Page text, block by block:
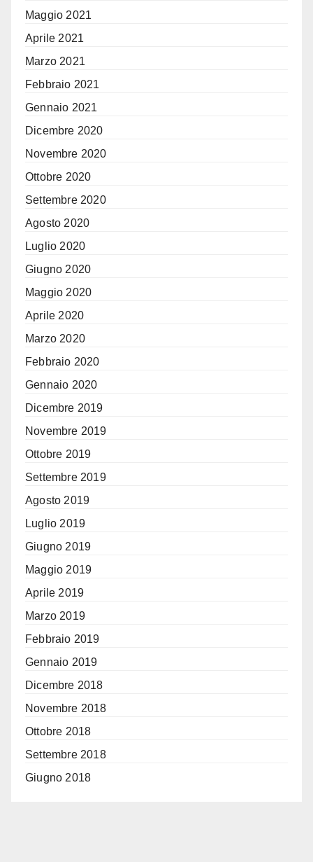
Maggio 2021
Aprile 2021
Marzo 2021
Febbraio 2021
Gennaio 2021
Dicembre 2020
Novembre 2020
Ottobre 2020
Settembre 2020
Agosto 2020
Luglio 2020
Giugno 2020
Maggio 2020
Aprile 2020
Marzo 2020
Febbraio 2020
Gennaio 2020
Dicembre 2019
Novembre 2019
Ottobre 2019
Settembre 2019
Agosto 2019
Luglio 2019
Giugno 2019
Maggio 2019
Aprile 2019
Marzo 2019
Febbraio 2019
Gennaio 2019
Dicembre 2018
Novembre 2018
Ottobre 2018
Settembre 2018
Giugno 2018